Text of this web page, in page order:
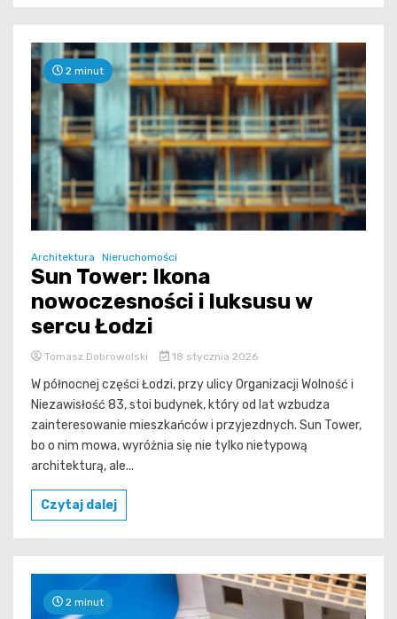
2 minut
Architektura Nieruchomości
Sun Tower: Ikona
nowoczesności i luksusu w
sercu Łodzi
Tomasz Dobrowolski 18 stycznia 2026
W północnej części Łodzi, przy ulicy Organizacji Wolność i
Niezawisłość 83, stoi budynek, który od lat wzbudza
zainteresowanie mieszkańców i przyjezdnych. Sun Tower,
bo o nim mowa, wyróżnia się nie tylko nietypową
architekturą, ale...
Czytaj dalej
2 minut